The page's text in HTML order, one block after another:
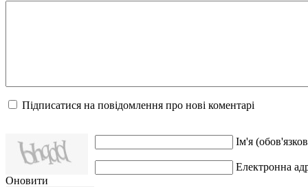
Підписатися на повідомлення про нові коментарі
Оновити
Ім'я
Електронна